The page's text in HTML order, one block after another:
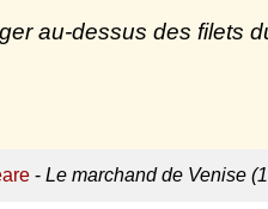
au-dessus des filets
- Le marchand de Venise